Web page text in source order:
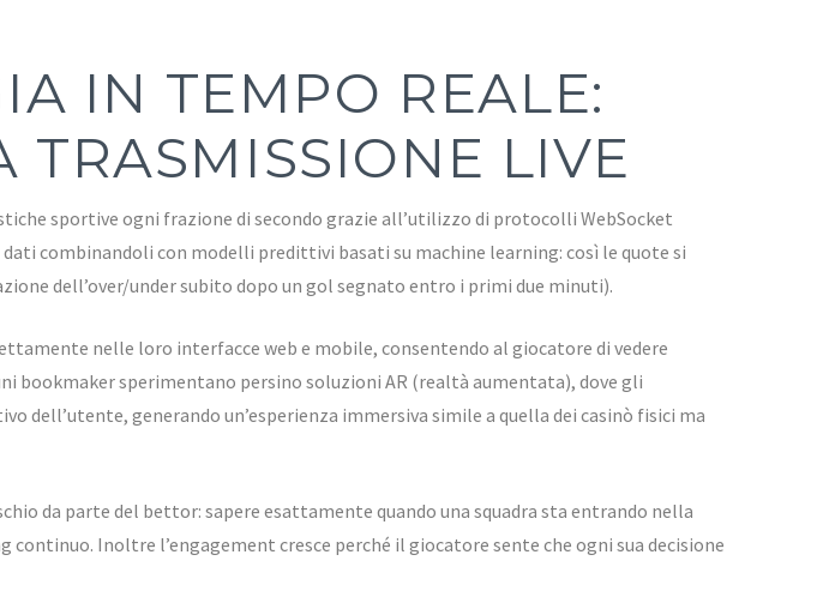
IN TEMPO REALE:
TRASMISSIONE LIVE
sportive ogni frazione di secondo grazie all’utilizzo di protocolli WebSocket
combinandoli con modelli predittivi basati su machine learning: così le quote si
dell’over/under subito dopo un gol segnato entro i primi due minuti).
nelle loro interfacce web e mobile, consentendo al giocatore di vedere
bookmaker sperimentano persino soluzioni AR (realtà aumentata), dove gli
generando un’esperienza immersiva simile a quella dei casinò fisici ma
da parte del bettor: sapere esattamente quando una squadra sta entrando nella
Inoltre l’engagement cresce perché il giocatore sente che ogni sua decisione